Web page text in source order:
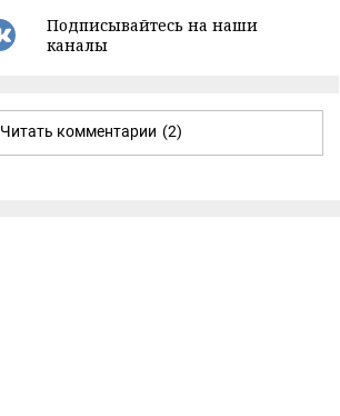
Подписывайтесь на наши
каналы
Читать комментарии (2)